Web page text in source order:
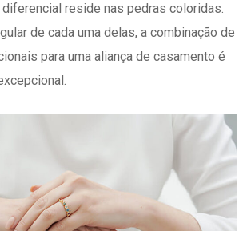
reside nas pedras coloridas.
de cada uma delas, a combinação de
para uma aliança de casamento é